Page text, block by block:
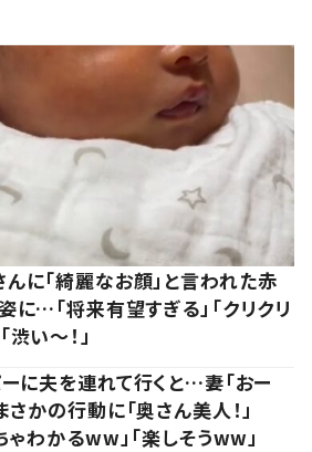
に「綺麗なお顔」と言われた赤
…「将来有望すぎる」「クリクリ
い～！」
に夫を連れて行くと…妻「おー
さかの行動に「奥さん美人！」
ゃわかるww」「楽しそうww」